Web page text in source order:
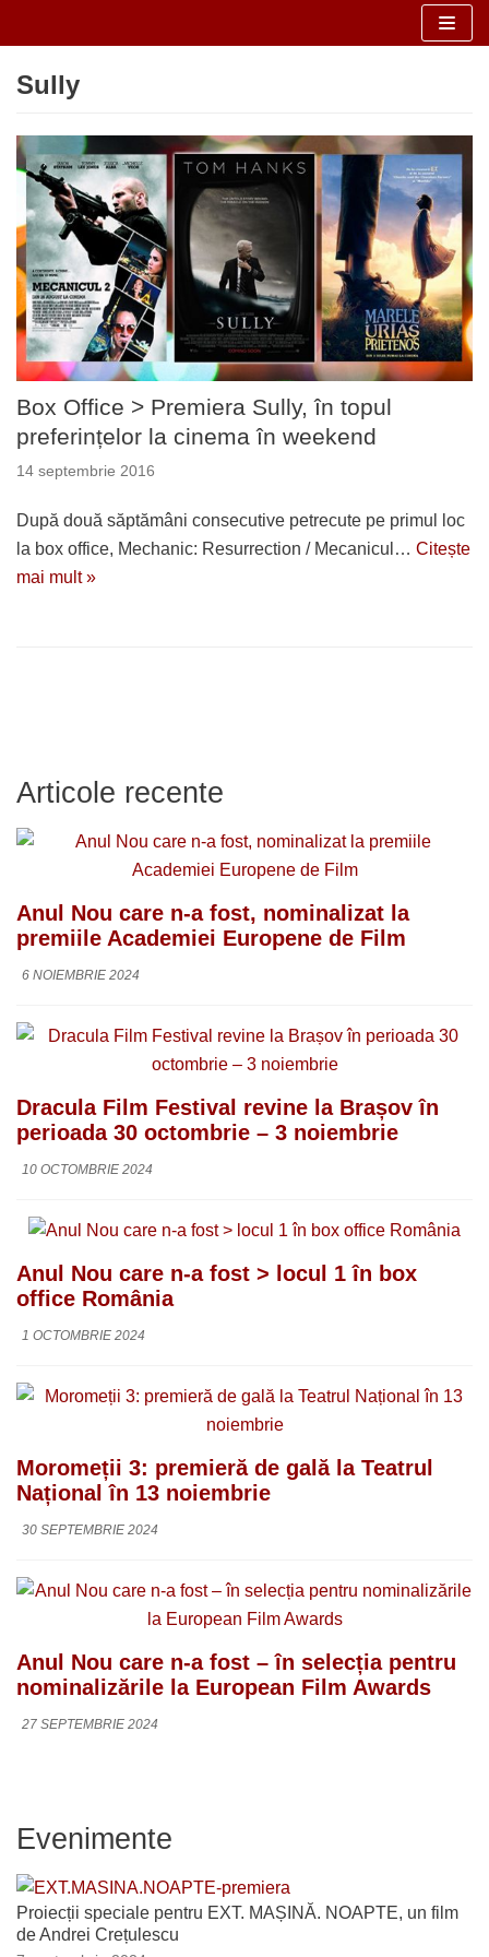
la
Sully
Box Office > Premiera Sully, în topul
preferințelor la cinema în weekend
14 septembrie 2016
După două săptămâni consecutive petrecute pe primul loc
la box office, Mechanic: Resurrection / Mecanicul… Citește
mai mult »
Articole recente
Anul Nou care n-a fost, nominalizat la
premiile Academiei Europene de Film
6 NOIEMBRIE 2024
Dracula Film Festival revine la Brașov în
perioada 30 octombrie – 3 noiembrie
10 OCTOMBRIE 2024
Anul Nou care n-a fost > locul 1 în box
office România
1 OCTOMBRIE 2024
Moromeții 3: premieră de gală la Teatrul
Național în 13 noiembrie
30 SEPTEMBRIE 2024
Anul Nou care n-a fost – în selecția pentru
nominalizările la European Film Awards
27 SEPTEMBRIE 2024
Evenimente
Proiecții speciale pentru EXT. MAȘINĂ. NOAPTE, un film
de Andrei Crețulescu